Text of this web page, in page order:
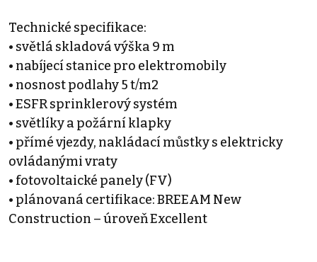
Technické specifikace:
• světlá skladová výška 9 m
• nabíjecí stanice pro elektromobily
• nosnost podlahy 5 t/m2
• ESFR sprinklerový systém
• světlíky a požární klapky
• přímé vjezdy, nakládací můstky s elektricky
ovládanými vraty
• fotovoltaické panely (FV)
• plánovaná certifikace: BREEAM New
Construction – úroveň Excellent